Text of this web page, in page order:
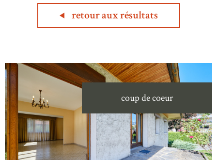
retour aux résultats
coup de coeur